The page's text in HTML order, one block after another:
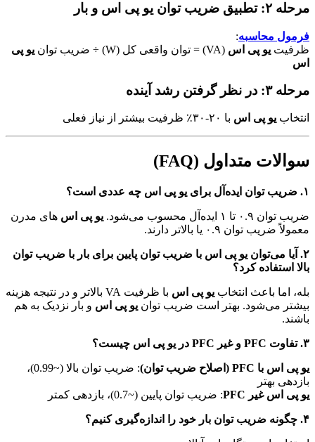
مرحله ۲: تطبیق ضریب توان یو پی اس و بار
فرمول محاسبه:
ظرفیت یو پی اس (VA) = توان واقعی کل (W) ÷ ضریب توان
یو پی
اس
مرحله ۳: در نظر گرفتن رشد آینده
انتخاب یو پی اس با ۲۰-۳۰٪ ظرفیت بیشتر از نیاز فعلی
سوالات متداول (FAQ)
۱. ضریب توان ایده‌آل برای یو پی اس چه عددی است؟
ضریب توان ۰.۹ تا ۱ ایده‌آل محسوب می‌شود. یو پی اس های مدرن
معمولاً ضریب توان ۰.۹ یا بالاتر دارند.
۲. آیا می‌توان یو پی اس با ضریب توان پایین برای بار با ضریب توان
بالا استفاده کرد؟
بله، اما باعث انتخاب یو پی اس
با ظرفیت VA بالاتر و در نتیجه هزینه
بیشتر می‌شود. بهتر است ضریب توان یو پی اس و بار نزدیک به هم
باشند.
۳. تفاوت PFC و غیر PFC در یو پی اس چیست؟
یو پی اس با PFC (اصلاح ضریب توان)
: ضریب توان بالا (~0.99)،
بازدهی بهتر
یو پی اس غیر PFC : ضریب توان پایین (~0.7)، بازدهی کمتر
۴. چگونه ضریب توان بار خود را اندازه‌گیری کنیم؟